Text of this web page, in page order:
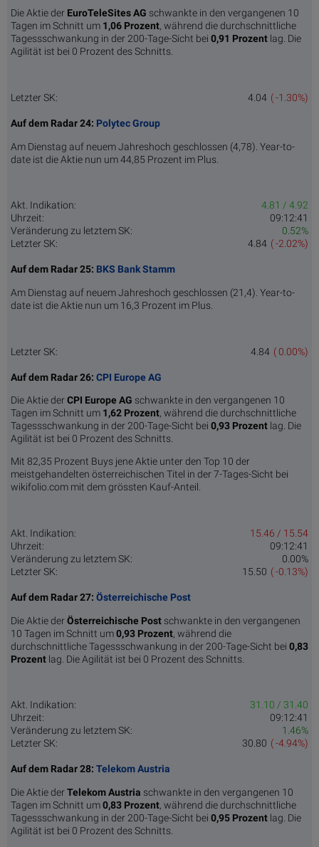
Die Aktie der EuroTeleSites AG schwankte in den vergangenen 10
Tagen im Schnitt um 1,06 Pro­zent, während die durchschnittliche
Tagessschwankung in der 200-Tage-Sicht bei 0,91 Prozent lag. Die
Agilität ist bei 0 Prozent des Schnitts.
Letzter SK: ( -1.30%)
4.04
Auf dem Radar 24: Polytec Group
Am Dienstag auf neuem Jahreshoch geschlossen (4,78). Year-to-
date ist die Aktie nun um 44,85 Prozent im Plus.
Akt. Indikation:
4.81 / 4.92
Uhrzeit:
09:12:41
Veränderung zu letztem SK:
0.52%
Letzter SK:
( -2.02%)
4.84
Auf dem Radar 25: BKS Bank Stamm
Am Dienstag auf neuem Jahreshoch geschlossen (21,4). Year-to-
date ist die Aktie nun um 16,3 Prozent im Plus.
Letzter SK: ( 0.00%)
4.84
Auf dem Radar 26: CPI Europe AG
Die Aktie derCPI Europe AG schwankte in den vergangenen 10
Tagen im Schnitt um 1,62 Pro­zent, während die durchschnittliche
Tagessschwankung in der 200-Tage-Sicht bei 0,93 Prozent lag. Die
Agilität ist bei 0 Prozent des Schnitts.
Mit 82,35 Prozent Buys jene Aktie unter den Top 10 der
meistgehandelten österreichischen Titel in der 7-Tages-Sicht bei
wikifolio.com mit dem grössten Kauf-Anteil.
Akt. Indikation:
15.46 / 15.54
Uhrzeit:
09:12:41
Veränderung zu letztem SK:
0.00%
Letzter SK:
( -0.13%)
15.50
Auf dem Radar 27: Österreichische Post
Die Aktie derÖsterreichische Post schwankte in den vergangenen
10 Tagen im Schnitt um0,93 Pro­zent, während die
durchschnittliche Tagessschwankung in der 200-Tage-Sicht bei 0,83
Prozent lag. Die Agilität ist bei 0 Prozent des Schnitts.
Akt. Indikation:
31.10 / 31.40
Uhrzeit:
09:12:41
Veränderung zu letztem SK:
1.46%
Letzter SK:
( -4.94%)
30.80
Auf dem Radar 28: Telekom Austria
Die Aktie derTelekom Austria schwankte in den vergangenen 10
Tagen im Schnitt um0,83 Pro­zent, während die durchschnittliche
Tagessschwankung in der 200-Tage-Sicht bei 0,95 Prozent lag. Die
Agilität ist bei 0 Prozent des Schnitts.